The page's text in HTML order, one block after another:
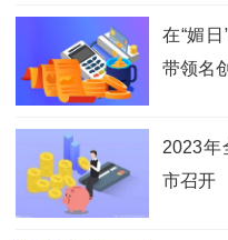
在“媚
带领名
2023年
市召开